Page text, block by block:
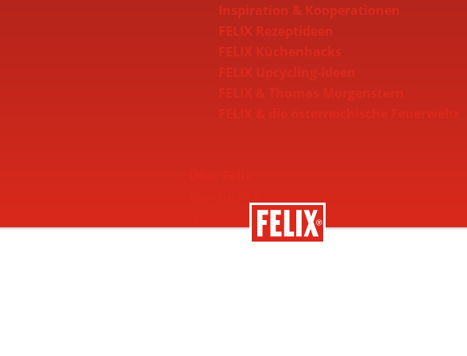
Inspiration & Kooperationen
FELIX Rezeptideen
FELIX Küchenhacks
FELIX Upcycling-Ideen
Nachhaltigkeit